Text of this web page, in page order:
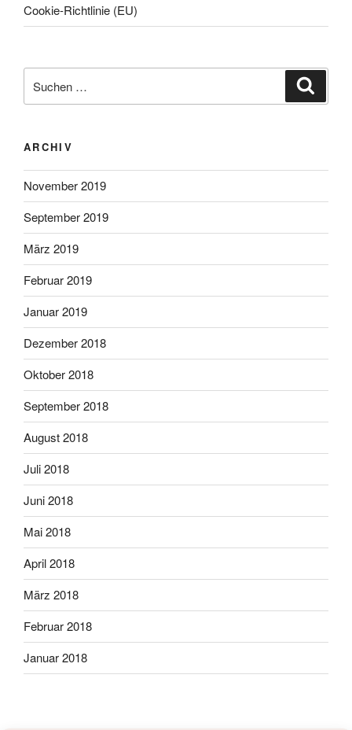
Cookie-Richtlinie (EU)
nach:
ARCHIV
November 2019
September 2019
März 2019
Februar 2019
Januar 2019
Dezember 2018
Oktober 2018
September 2018
August 2018
Juli 2018
Juni 2018
Mai 2018
April 2018
März 2018
Februar 2018
Januar 2018